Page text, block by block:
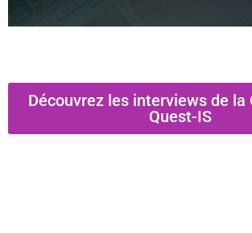
Découvrez les interviews de la
Quest-IS